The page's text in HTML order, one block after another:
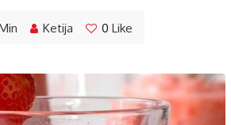
Ketija 0 Like